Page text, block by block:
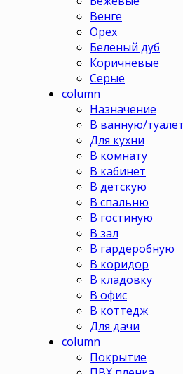
Венге
Орех
Беленый дуб
Коричневые
Серые
column
Назначение
В ванную/туалет
Для кухни
В комнату
В кабинет
В детскую
В спальню
В гостиную
В зал
В гардеробную
В коридор
В кладовку
В офис
В коттедж
Для дачи
column
Покрытие